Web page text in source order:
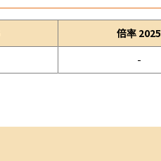
倍率 2025
-